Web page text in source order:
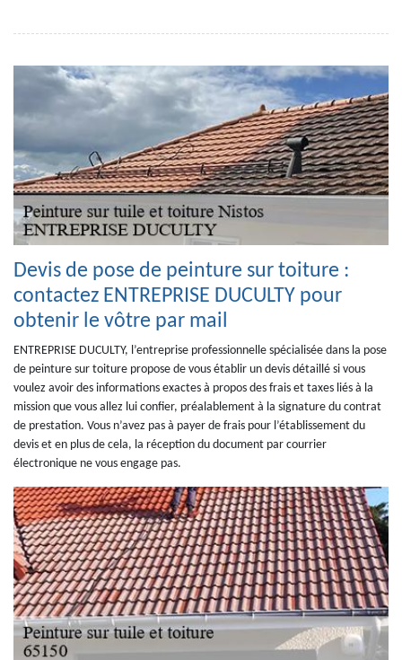
Devis de pose de peinture sur toiture :
contactez ENTREPRISE DUCULTY pour
obtenir le vôtre par mail
ENTREPRISE DUCULTY, l’entreprise professionnelle spécialisée dans la pose
de peinture sur toiture propose de vous établir un devis détaillé si vous
voulez avoir des informations exactes à propos des frais et taxes liés à la
mission que vous allez lui confier, préalablement à la signature du contrat
de prestation. Vous n’avez pas à payer de frais pour l’établissement du
devis et en plus de cela, la réception du document par courrier
électronique ne vous engage pas.